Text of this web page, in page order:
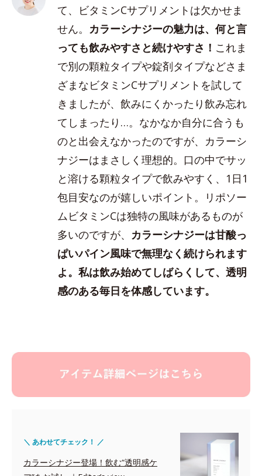
て、ビタミンCサプリメントは欠かせま
せん。 カラーシナジーの魅力は、何と言
っても飲みやすさと続けやすさ！ これま
で別の顆粒タイプや錠剤タイプなどさま
ざまなビタミンCサプリメントを試して
きましたが、飲みにくかったり飲み忘れ
てしまったり…。なかなか自分に合うも
のと出会えなかったのですが、カラーシ
ナジーはまさしく理想的。口の中でサッ
と溶ける顆粒タイプで飲みやすく、1日1
包目安なのが嬉しいポイント。リポソー
ムビタミンCは独特の風味があるものが
多いのですが、 カラーシナジーは甘酸っ
ぱいパイン風味で無理なく続けられます
よ。私は飲み始めてしばらくして、透明
感のある毎日を体感しています。
＼ あわせてチェック！ ／
カラーシナジー登場！飲む“透明感ケ